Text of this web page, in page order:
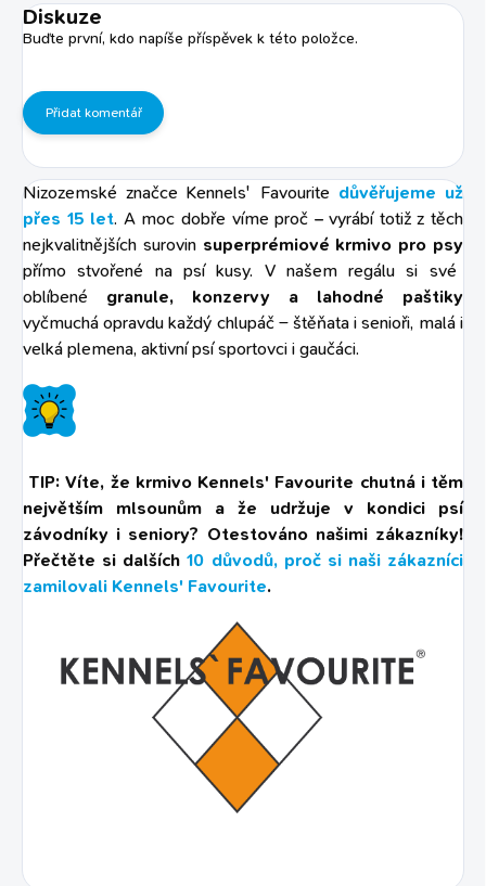
Diskuze
Buďte první, kdo napíše příspěvek k této položce.
Přidat komentář
Nizozemské značce Kennels' Favourite důvěřujeme už
přes 15 let. A moc dobře víme proč – vyrábí totiž z těch
nejkvalitnějších surovin superprémiové krmivo pro psy
přímo stvořené na psí kusy. V našem regálu si své
oblíbené granule, konzervy a lahodné paštiky
vyčmuchá opravdu každý chlupáč – štěňata i senioři, malá i
velká plemena, aktivní psí sportovci i gaučáci.
TIP: Víte, že krmivo Kennels' Favourite chutná i těm
největším mlsounům a že udržuje v kondici psí
závodníky i seniory? Otestováno našimi zákazníky!
Přečtěte si dalších10 důvodů, proč si naši zákazníci
zamilovali Kennels' Favourite.